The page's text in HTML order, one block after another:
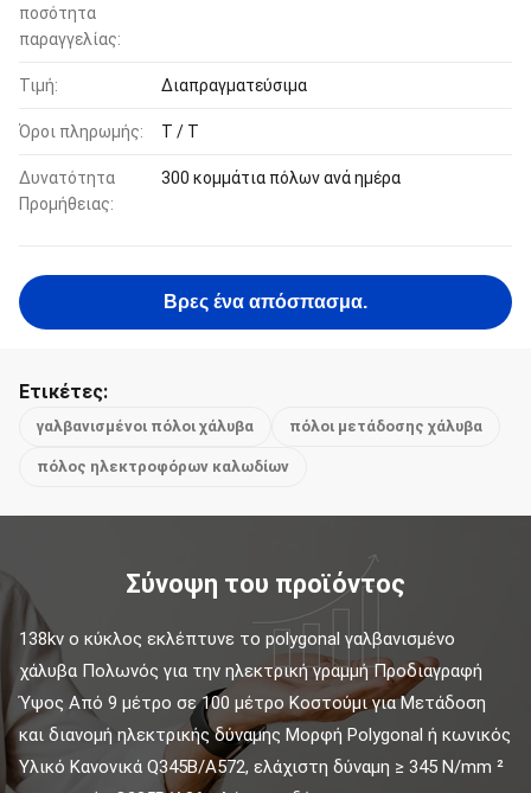
ποσότητα
παραγγελίας:
Τιμή: Διαπραγματεύσιμα
Όροι πληρωμής: T / T
Δυνατότητα
Προμήθειας:
300 κομμάτια πόλων ανά ημέρα
Βρες ένα απόσπασμα.
Ετικέτες:
γαλβανισμένοι πόλοι χάλυβα πόλοι μετάδοσης χάλυβα
πόλος ηλεκτροφόρων καλωδίων
Σύνοψη του προϊόντος
138kv ο κύκλος εκλέπτυνε το polygonal γαλβανισμένο
χάλυβα Πολωνός για την ηλεκτρική γραμμή Προδιαγραφή
Ύψος Από 9 μέτρο σε 100 μέτρο Κοστούμι για Μετάδοση
και διανομή ηλεκτρικής δύναμης Μορφή Polygonal ή κωνικός
Υλικό Κανονικά Q345B/A572, ελάχιστη δύναμη ≥ 345 N/mm ²